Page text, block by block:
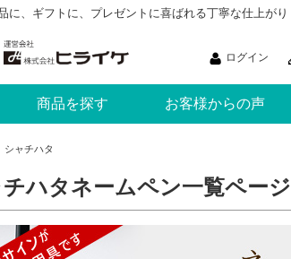
、ギフトに、プレゼントに喜ばれる丁寧な仕上がり
ログイン
商品を探す お客様からの声
シャチハタ
ハタネームペン一覧ページ